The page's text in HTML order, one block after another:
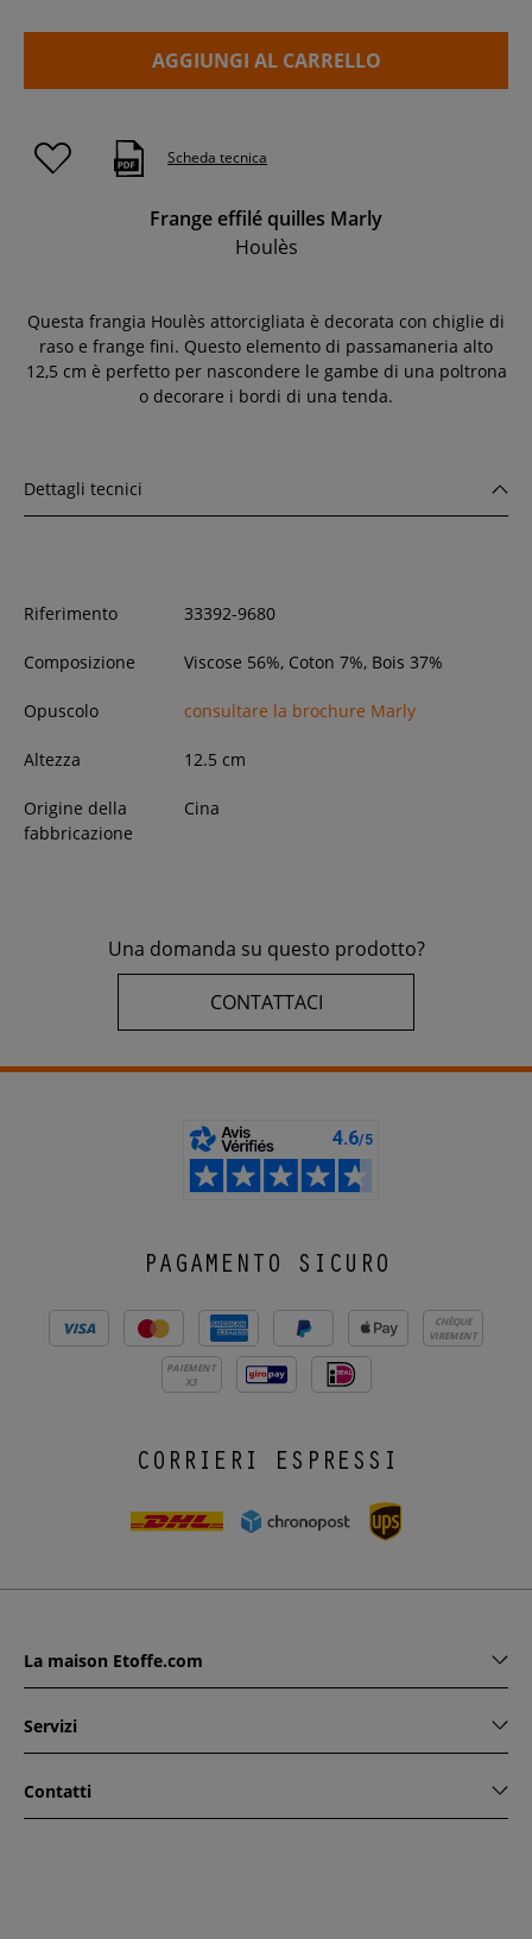
AGGIUNGI AL CARRELLO
Scheda tecnica
Frange effilé quilles Marly
Houlès
Questa frangia Houlès attorcigliata è decorata con chiglie di
raso e frange fini. Questo elemento di passamaneria alto
12,5 cm è perfetto per nascondere le gambe di una poltrona
o decorare i bordi di una tenda.
Dettagli tecnici
Riferimento 33392-9680
Composizione Viscose 56%, Coton 7%, Bois 37%
Opuscolo consultare la brochure Marly
Altezza 12.5 cm
Origine della
fabbricazione
Cina
Una domanda su questo prodotto?
CONTATTACI
PAGAMENTO SICURO
CHÈQUE
VIREMENT
PAIEMENT
X3
CORRIERI ESPRESSI
La maison Etoffe.com
Servizi
Contatti